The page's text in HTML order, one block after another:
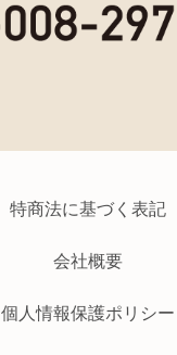
特商法に基づく表記
会社概要
個人情報保護ポリシー